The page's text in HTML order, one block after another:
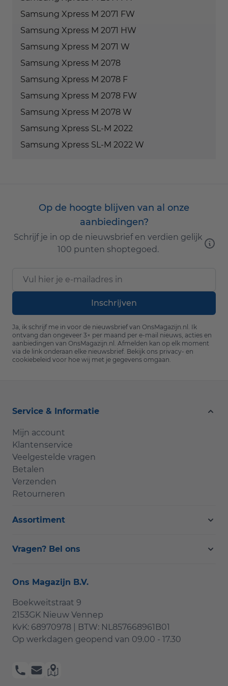
Samsung Xpress M 2071 FW
Samsung Xpress M 2071 HW
Samsung Xpress M 2071 W
Samsung Xpress M 2078
Samsung Xpress M 2078 F
Samsung Xpress M 2078 FW
Samsung Xpress M 2078 W
Samsung Xpress SL-M 2022
Samsung Xpress SL-M 2022 W
Op de hoogte blijven van al onze
aanbiedingen?
Schrijf je in op de nieuwsbrief en verdien gelijk
100 punten shoptegoed.
Inschrijven
Ja, ik schrijf me in voor de nieuwsbrief van OnsMagazijn.nl. Ik
ontvang dan ongeveer 3× per maand per e-mail nieuws, acties en
aanbiedingen van OnsMagazijn.nl. Afmelden kan op elk moment
via de link onderaan elke nieuwsbrief. Bekijk ons privacy- en
cookiebeleid voor hoe wij met je gegevens omgaan.
Service & Informatie
Mijn account
Klantenservice
Veelgestelde vragen
Betalen
Verzenden
Retourneren
Assortiment
Vragen? Bel ons
Ons Magazijn B.V.
Boekweitstraat 9
2153GK Nieuw Vennep
KvK: 68970978 | BTW: NL857668961B01
Op werkdagen geopend van 09.00 - 17.30